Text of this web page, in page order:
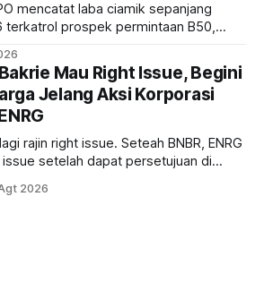
mencatat laba ciamik sepanjang
terkatrol prospek permintaan B50,
mendekati 2027. Kira-kira gimana
masih menarik dilirik sektor ini?
Mau Right Issue, Begini
Jelang Aksi Korporasi
rajin right issue. Seteah BNBR, ENRG
setelah dapat persetujuan di
jelang right issue
2026